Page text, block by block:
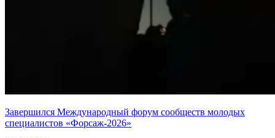
Завершился Международный форум сообществ молодых
специалистов «Форсаж-2026»